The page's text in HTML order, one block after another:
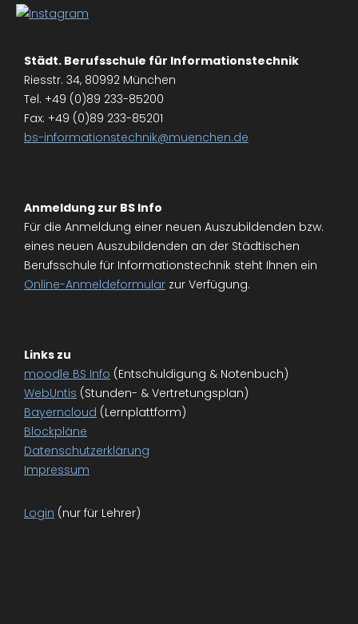
Städt. Berufsschule für Informationstechnik
Riesstr. 34, 80992 München
Tel. +49 (0)89 233-85200
Fax: +49 (0)89 233-85201
bs-informationstechnik@muenchen.de
Anmeldung zur BS Info
Für die Anmeldung einer neuen Auszubildenden bzw.
eines neuen Auszubildenden an der Städtischen
Berufsschule für Informationstechnik steht Ihnen ein
Online-Anmeldeformular zur Verfügung.
Links zu
moodle BS Info (Entschuldigung & Notenbuch)
WebUntis (Stunden- & Vertretungsplan)
Bayerncloud (Lernplattform)
Blockpläne
Datenschutzerklärung
Impressum
Login (nur für Lehrer)